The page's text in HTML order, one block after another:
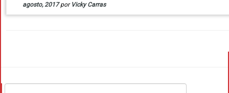
agosto, 2017 por Vicky Carras